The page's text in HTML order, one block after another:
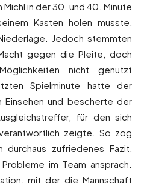
in der 30. und 40. Minute
Kasten holen musste,
Jedoch stemmten
gegen die Pleite, doch
nicht genutzt
Spielminute hatte der
Einsehen und bescherte der
für den sich
zeigte. So zog
durchaus zufriedenes Fazit,
im Team ansprach.
mit der die Mannschaft